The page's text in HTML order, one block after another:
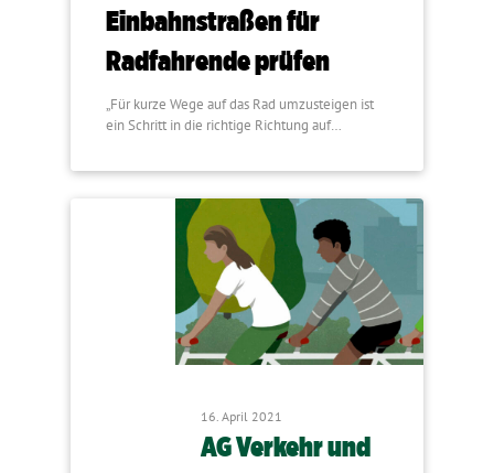
Einbahnstraßen für
Radfahrende prüfen
„Für kurze Wege auf das Rad umzusteigen ist
ein Schritt in die richtige Richtung auf…
16. April 2021
AG Verkehr und